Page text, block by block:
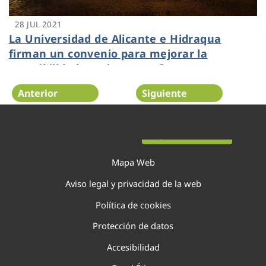
28 JUL 2021
La Universidad de Alicante e Hidraqua
firman un convenio para mejorar la
accesibilidad en el MUA y ofrecer
conferencias en las sedes universitarias
Anterior Siguiente
Mapa Web
Aviso legal y privacidad de la web
Política de cookies
Protección de datos
Accesibilidad